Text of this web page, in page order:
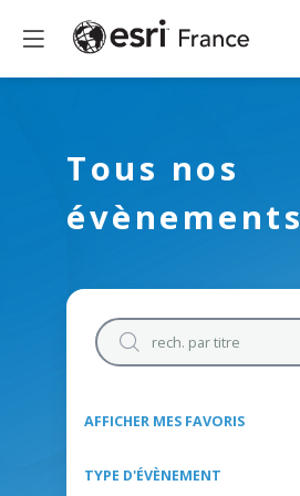
Tous nos
évènements
AFFICHER MES FAVORIS
TYPE D'ÉVÈNEMENT